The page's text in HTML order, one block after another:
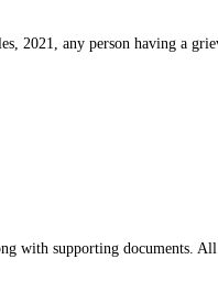
2021, any person having a
with supporting documents.